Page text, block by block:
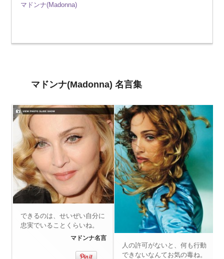
マドンナ(Madonna)
マドンナ(Madonna) 名言集
できるのは、せいぜい自分に
忠実でいることくらいね。
マドンナ名言
人の許可がないと、何も行動
できないなんてお気の毒ね。